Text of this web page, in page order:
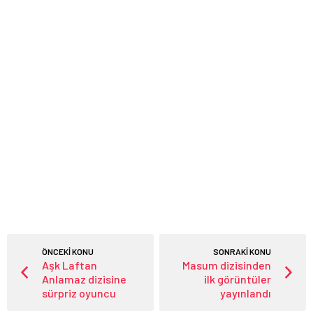
ÖNCEKİ KONU
Aşk Laftan
Anlamaz dizisine
sürpriz oyuncu
SONRAKİ KONU
Masum dizisinden
ilk görüntüler
yayınlandı